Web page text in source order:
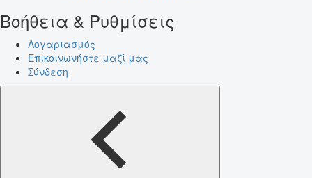
Βοήθεια & Ρυθμίσεις
Λογαριασμός
Επικοινωνήστε μαζί μας
Σύνδεση